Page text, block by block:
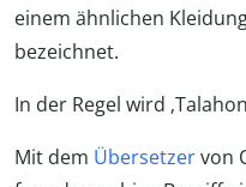
einem ähnlichen
bezeichnet.
In der Regel wird
Mit dem Übersetzervon